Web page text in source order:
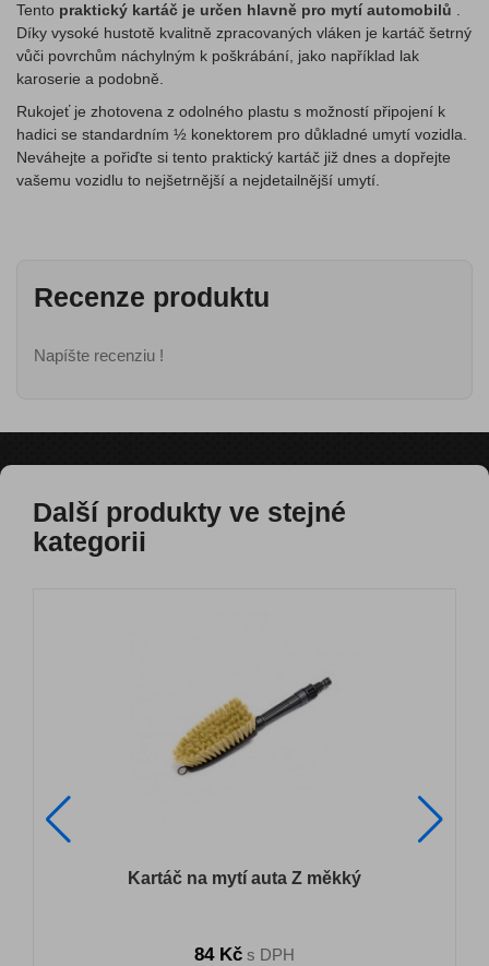
Tento praktický kartáč je určen hlavně pro mytí automobilů
Díky vysoké hustotě kvalitně zpracovaných vláken je kartáč šetrný
vůči povrchům náchylným k poškrábání, jako například lak
karoserie a podobně.
Rukojeť je zhotovena z odolného plastu s možností připojení k
hadici se standardním ½ konektorem pro důkladné umytí vozidla.
Neváhejte a pořiďte si tento praktický kartáč již dnes a dopřejte
vašemu vozidlu to nejšetrnější a nejdetailnější umytí.
Recenze produktu
Napíšte recenziu !
Další produkty ve stejné
kategorii
Kartáč na mytí auta Z měkký
84 Kč s DPH